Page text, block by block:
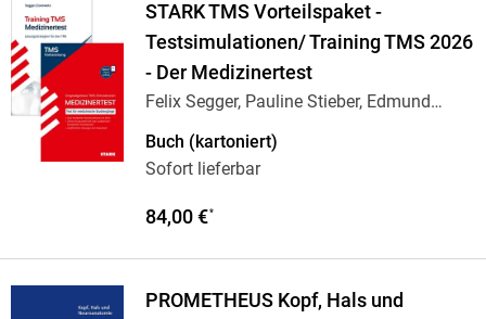
STARK TMS Vorteilspaket -
Testsimulationen/ Training TMS 2026
- Der Medizinertest
Felix Segger, Pauline Stieber, Edmund
Constantin
Buch (kartoniert)
Sofort lieferbar
84,00 €*
PROMETHEUS Kopf, Hals und